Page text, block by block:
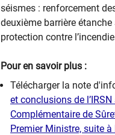
séismes : renforcement
deuxième barrière étanche
protection contre
Pour en savoir plus :
Télécharger la note
et conclusions de
Complémentaire de
Premier Ministre, suite